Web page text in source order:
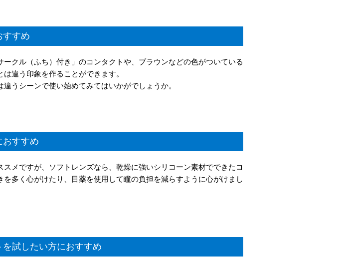
すすめ
クル（ふち）付き」のコンタクトや、ブラウンなどの色がついている
違う印象を作ることができます。
うシーンで使い始めてみてはいかがでしょうか。
おすすめ
メですが、ソフトレンズなら、乾燥に強いシリコーン素材でできたコ
を多く心がけたり、目薬を使用して瞳の負担を減らすように心がけまし
試したい方におすすめ